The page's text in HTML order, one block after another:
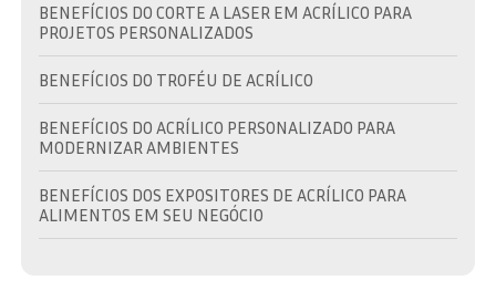
BENEFÍCIOS DO CORTE A LASER EM ACRÍLICO PARA
PROJETOS PERSONALIZADOS
BENEFÍCIOS DO TROFÉU DE ACRÍLICO
BENEFÍCIOS DO ACRÍLICO PERSONALIZADO PARA
MODERNIZAR AMBIENTES
BENEFÍCIOS DOS EXPOSITORES DE ACRÍLICO PARA
ALIMENTOS EM SEU NEGÓCIO